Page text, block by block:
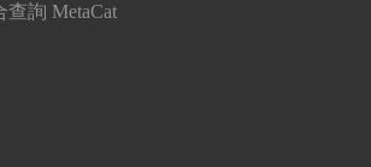
詢 MetaCat